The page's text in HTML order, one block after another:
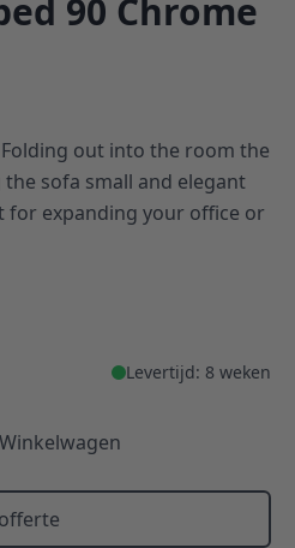
90 Chrome
out into the room the
sofa small and elegant
for expanding your office or
Levertijd: 8 weken